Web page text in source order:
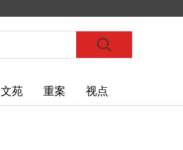
文苑 重案 视点